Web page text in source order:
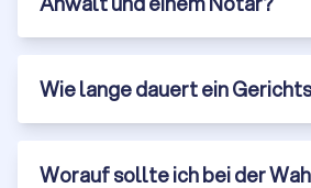
erkennen
Die Qualifikation ist wichtig, aber nicht
Fachanwaltstitel und Spezialisierung:
Expertise in seinem Rechtsgebiet
Fachanwaltsbezeichnungen in
Wie lange dauert ein
Worauf sollte ich bei der